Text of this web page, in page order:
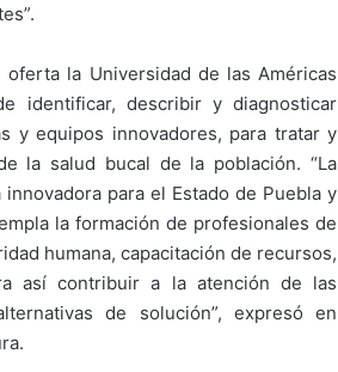
la Universidad de las Américas
identificar, describir y diagnosticar
y equipos innovadores, para tratar y
la salud bucal de la población. “La
para el Estado de Puebla y
la formación de profesionales de
humana, capacitación de recursos,
así contribuir a la atención de las
de solución”, expresó en